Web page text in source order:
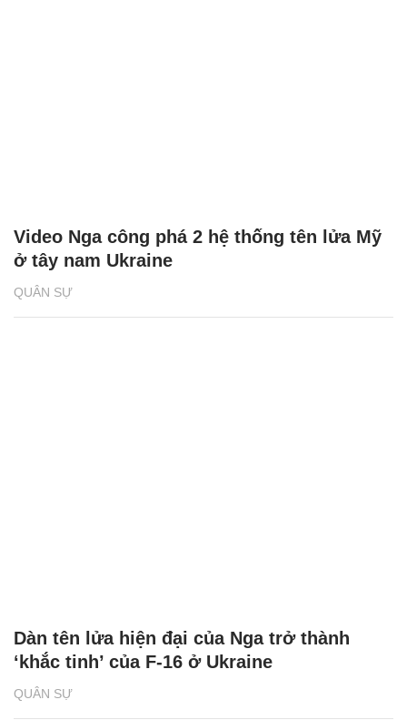
QUÂN SỰ
Video Nga công phá 2 hệ thống tên lửa Mỹ
ở tây nam Ukraine
QUÂN SỰ
Dàn tên lửa hiện đại của Nga trở thành
‘khắc tinh’ của F-16 ở Ukraine